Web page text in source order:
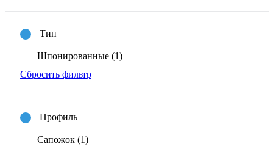
Тип
Шпонированные (1)
Сбросить фильтр
Профиль
Сапожок (1)